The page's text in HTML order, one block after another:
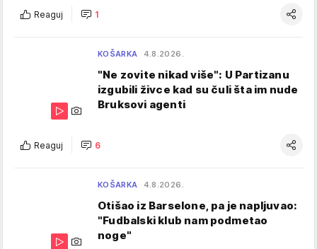
Reaguj 1
KOŠARKA 4.8.2026.
"Ne zovite nikad više": U Partizanu
izgubili živce kad su čuli šta im nude
Bruksovi agenti
Reaguj 6
KOŠARKA 4.8.2026.
Otišao iz Barselone, pa je napljuvao:
"Fudbalski klub nam podmetao
noge"